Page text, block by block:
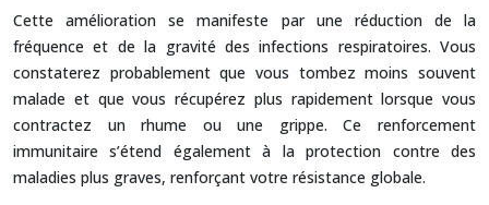
Cette amélioration se manifeste par une réduction de la
fréquence et de la gravité des infections respiratoires. Vous
constaterez probablement que vous tombez moins souvent
malade et que vous récupérez plus rapidement lorsque vous
contractez un rhume ou une grippe. Ce renforcement
immunitaire s’étend également à la protection contre des
maladies plus graves, renforçant votre résistance globale.